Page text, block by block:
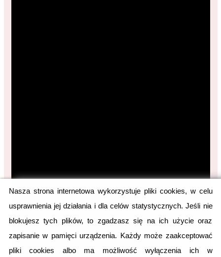
Nasza strona internetowa wykorzystuje pliki cookies, w celu
usprawnienia jej działania i dla celów statystycznych. Jeśli nie
blokujesz tych plików, to zgadzasz się na ich użycie oraz
zapisanie w pamięci urządzenia. Każdy może zaakceptować
pliki cookies albo ma możliwość wyłączenia ich w